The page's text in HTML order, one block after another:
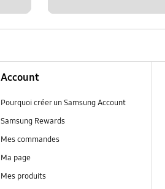
Account
Pourquoi créer un Samsung Account
Samsung Rewards
Mes commandes
Ma page
Mes produits